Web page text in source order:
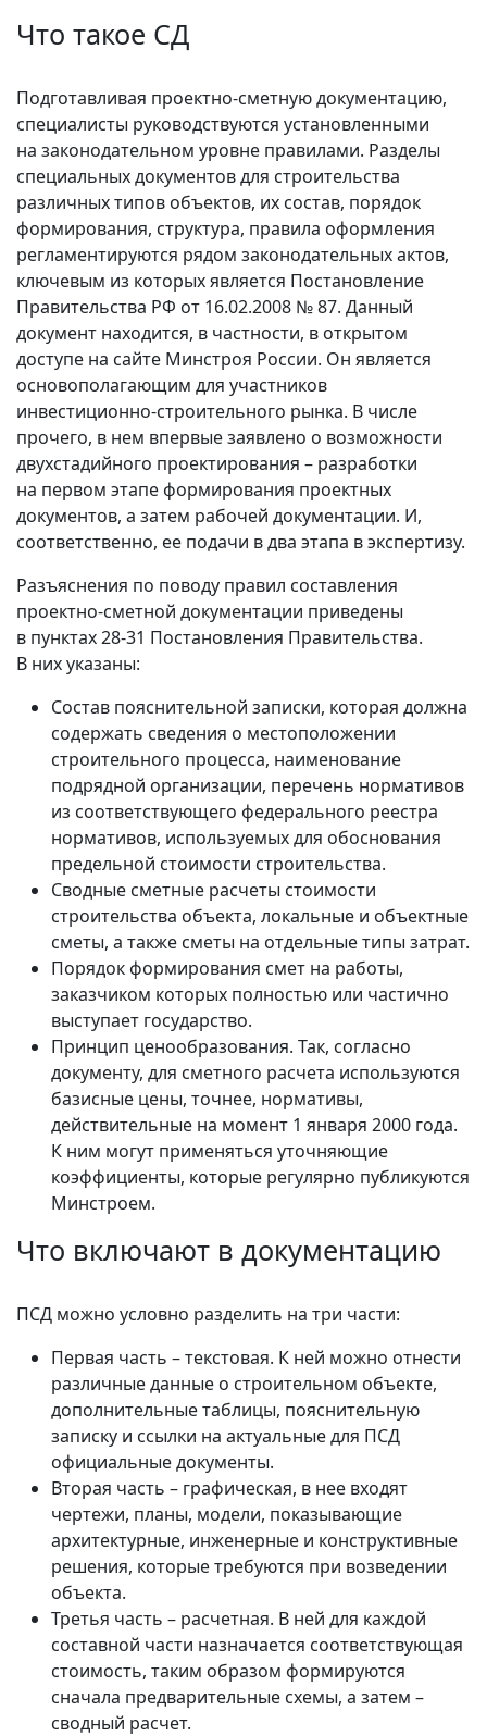
Что такое СД
Подготавливая проектно‑сметную документацию,
специалисты руководствуются установленными
на законодательном уровне правилами. Разделы
специальных документов для строительства
различных типов объектов, их состав, порядок
формирования, структура, правила оформления
регламентируются рядом законодательных актов,
ключевым из которых является Постановление
Правительства РФ от 16.02.2008 № 87. Данный
документ находится, в частности, в открытом
доступе на сайте Минстроя России. Он является
основополагающим для участников
инвестиционно‑строительного рынка. В числе
прочего, в нем впервые заявлено о возможности
двухстадийного проектирования – разработки
на первом этапе формирования проектных
документов, а затем рабочей документации. И,
соответственно, ее подачи в два этапа в экспертизу.
Разъяснения по поводу правил составления
проектно‑сметной документации приведены
в пунктах 28‑31 Постановления Правительства.
В них указаны:
Состав пояснительной записки, которая должна
содержать сведения о местоположении
строительного процесса, наименование
подрядной организации, перечень нормативов
из соответствующего федерального реестра
нормативов, используемых для обоснования
предельной стоимости строительства.
Сводные сметные расчеты стоимости
строительства объекта, локальные и объектные
сметы, а также сметы на отдельные типы затрат.
Порядок формирования смет на работы,
заказчиком которых полностью или частично
выступает государство.
Принцип ценообразования. Так, согласно
документу, для сметного расчета используются
базисные цены, точнее, нормативы,
действительные на момент 1 января 2000 года.
К ним могут применяться уточняющие
коэффициенты, которые регулярно публикуются
Минстроем.
Что включают в документацию
ПСД можно условно разделить на три части:
Первая часть – текстовая. К ней можно отнести
различные данные о строительном объекте,
дополнительные таблицы, пояснительную
записку и ссылки на актуальные для ПСД
официальные документы.
Вторая часть – графическая, в нее входят
чертежи, планы, модели, показывающие
архитектурные, инженерные и конструктивные
решения, которые требуются при возведении
объекта.
Третья часть – расчетная. В ней для каждой
составной части назначается соответствующая
стоимость, таким образом формируются
сначала предварительные схемы, а затем –
сводный расчет.